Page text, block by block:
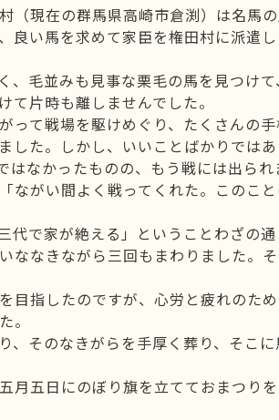
現在の群馬県高崎市倉渕）は名馬の
い馬を求めて家臣を権田村に派遣
、毛並みも見事な栗毛の馬を見つけ
て片時も離しませんでした。
って戦場を駆けめぐり、たくさんの
した。しかし、いいことばかりでは
はなかったものの、もう戦には出ら
ながい間よく戦ってくれた。このこ
代で家が絶える」ということわざの
ななきながら三回もまわりました。
目指したのですが、心労と疲れのた
。
、そのなきがらを手厚く葬り、そこ
五日にのぼり旗を立てておまつりを